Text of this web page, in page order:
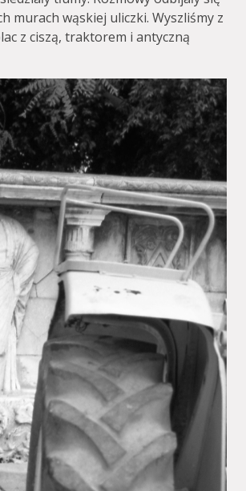
murach wąskiej uliczki. Wyszliśmy z
z ciszą, traktorem i antyczną